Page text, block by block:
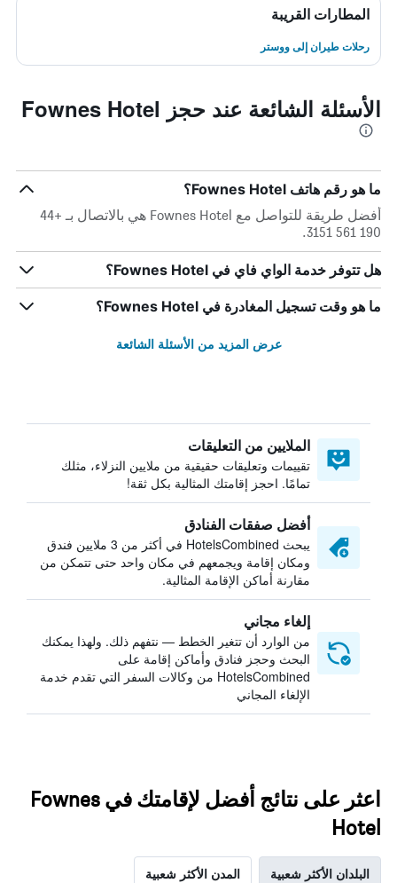
المطارات القريبة
رحلات طيران إلى ووستر
الأسئلة الشائعة عند حجز Fownes Hotel
ما هو رقم هاتف Fownes Hotel؟
أفضل طريقة للتواصل مع Fownes Hotel هي بالاتصال بـ +44
190 561 3151.
هل تتوفر خدمة الواي فاي في Fownes Hotel؟
ما هو وقت تسجيل المغادرة في Fownes Hotel؟
عرض المزيد من الأسئلة الشائعة
الملايين من التعليقات
تقييمات وتعليقات حقيقية من ملايين النزلاء، مثلك
تمامًا. احجز إقامتك المثالية بكل ثقة!
أفضل صفقات الفنادق
يبحث HotelsCombined في أكثر من 3 ملايين فندق
ومكان إقامة ويجمعهم في مكان واحد حتى تتمكن من
مقارنة أماكن الإقامة المثالية.
إلغاء مجاني
من الوارد أن تتغير الخطط — نتفهم ذلك. ولهذا يمكنك
البحث وحجز فنادق وأماكن إقامة على
HotelsCombined من وكالات السفر التي تقدم خدمة
الإلغاء المجاني
اعثر على نتائج أفضل لإقامتك في Fownes
Hotel
البلدان الأكثر شعبية المدن الأكثر شعبية